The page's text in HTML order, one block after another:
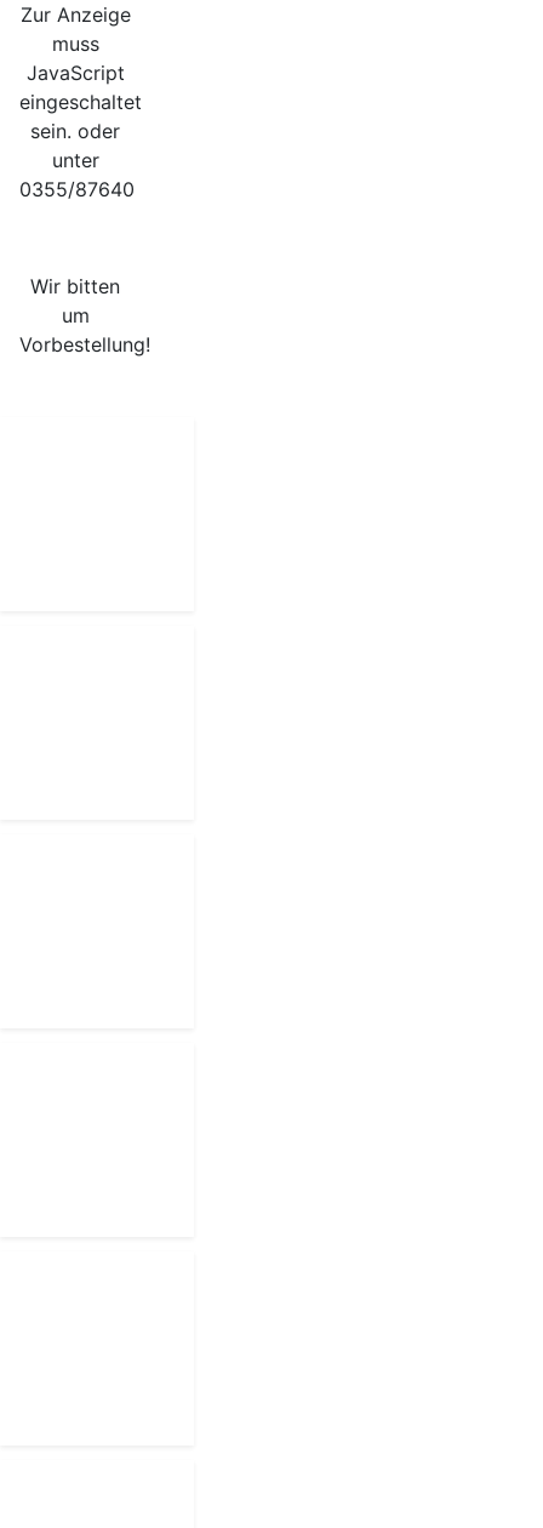
Zur Anzeige
muss
JavaScript
eingeschaltet
sein. oder
unter
0355/87640
Wir bitten
um
Vorbestellung!